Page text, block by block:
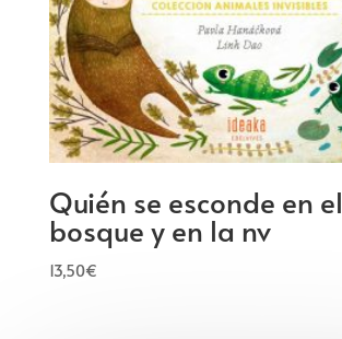
Quién se esconde en el
bosque y en la nv
13,50€